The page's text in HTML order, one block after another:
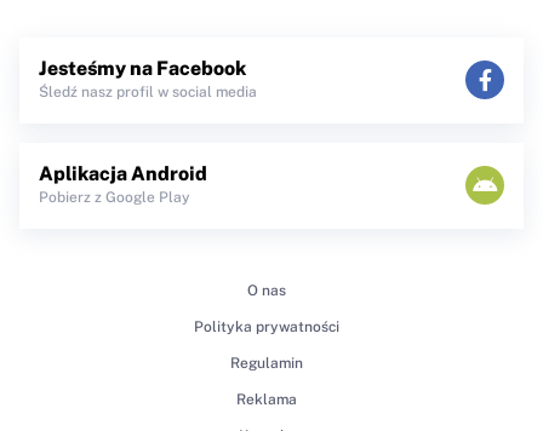
Jesteśmy na Facebook
Śledź nasz profil w social media
Aplikacja Android
Pobierz z Google Play
O nas
Polityka prywatności
Regulamin
Reklama